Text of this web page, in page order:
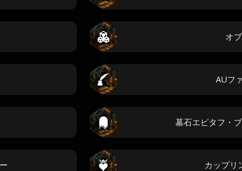
オ
AUフ
墓石エピタフ・
カップリ